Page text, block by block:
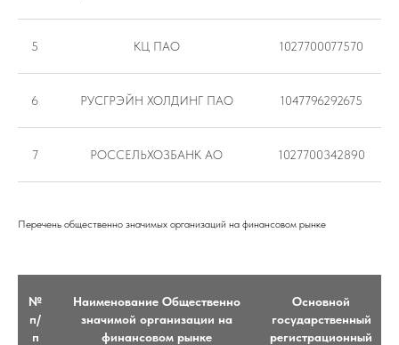
5 КЦ ПАО 1027700077570
6 РУСГРЭЙН ХОЛДИНГ ПАО 1047796292675
7 РОССЕЛЬХОЗБАНК АО 1027700342890
Перечень общественно значимых организаций на финансовом рынке
№
п/
п
Наименование Общественно
значимой организации на
финансовом рынке
Основной
государственный
регистрационный
КОНТАКТЫ
Политика конфиденциальности
© 2026 КСК АУДИТ